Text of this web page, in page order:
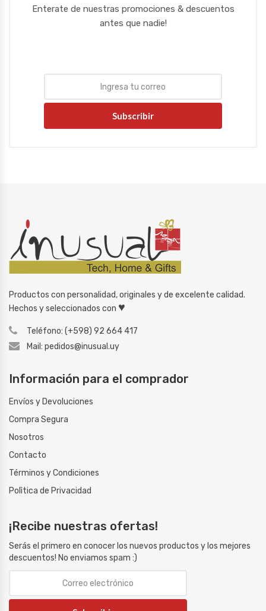
Enterate de nuestras promociones & descuentos
antes que nadie!
Subscribir
Productos con personalidad, originales y de excelente calidad.
Hechos y seleccionados con ♥
Teléfono: (+598) 92 664 417
Mail: pedidos@inusual.uy
Información para el comprador
Envíos y Devoluciones
Compra Segura
Nosotros
Contacto
Términos y Condiciones
Polìtica de Privacidad
¡Recibe nuestras ofertas!
Serás el primero en conocer los nuevos productos y los mejores
descuentos! No enviamos spam :)